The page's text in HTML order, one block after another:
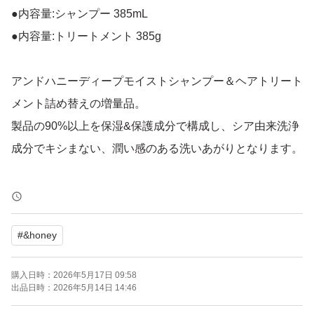
●内容量:シャンプー 385mL
●内容量:トリートメント 385g
アンドハニーディープモイストシャンプー＆ヘアトリート
メント詰め替えの増量品。
製品の90%以上を保湿&保護成分で構成し、シア由来洗浄
成分でキシまない、潤い感のある洗いあがりとなります。
簡易包装での発送となりますので、傷、シワ、スレ等発生
する可能性がございます。
ご理解いただける方のみご購入お願いいたします。
お値下げ不可となっております。
#&honey
購入日時： 2026年5月17日 09:58
出品日時： 2026年5月14日 14:46